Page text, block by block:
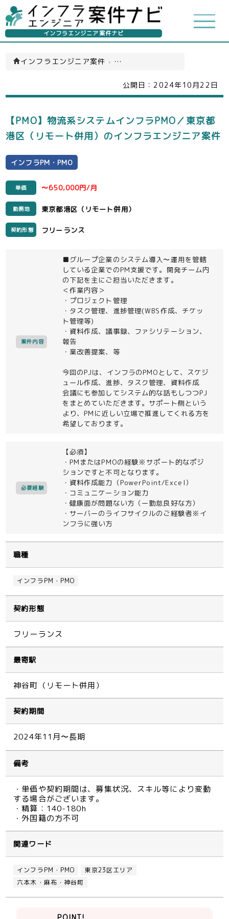
インフラエンジニア案件ナビ
インフラエンジニア案件 › インフラPM・PMO(一覧)
公開日： 2024年10月22日
【PMO】物流系システムインフラPMO／東京都
港区（リモート併用）のインフラエンジニア案件
インフラPM・PMO
単価 〜650,000円/月
勤務地 東京都港区（リモート併用）
契約形態 フリーランス
案件内容
■グループ企業のシステム導入〜運用を管轄
している企業でのPM支援です。開発チーム内
の下記を主にご担当いただきます。
＜作業内容＞
・プロジェクト管理
・タスク管理、進捗管理(WBS作成、チケッ
ト管理等)
・資料作成、議事録、ファシリテーション、
報告
・業改善提案、等
今回のPJは、インフラのPMOとして、スケジ
ュール作成、進捗、タスク管理、資料作成
会議にも参加してシステム的な話もしつつPJ
をまとめていただきます。サポート側という
より、PMに近しい立場で推進してくれる方を
希望しております。
必要経験
【必須】
・PMまたはPMOの経験※サポート的なポジ
ションですと不可となります。
・資料作成能力（PowerPoint/Excel）
・コミュニケーション能力
・健康面が問題ない方（ー勤怠良好な方）
・サーバーのライフサイクルのご経験者※イ
ンフラに強い方
職種
インフラPM・PMO
契約形態
フリーランス
最寄駅
神谷町（リモート併用）
契約期間
2024年11月〜長期
備考
・単価や契約期間は、募集状況、スキル等により変動
する場合がございます。
・精算：140-180h
・外国籍の方不可
関連ワード
インフラPM・PMO
東京23区エリア
六本木・麻布・神谷町